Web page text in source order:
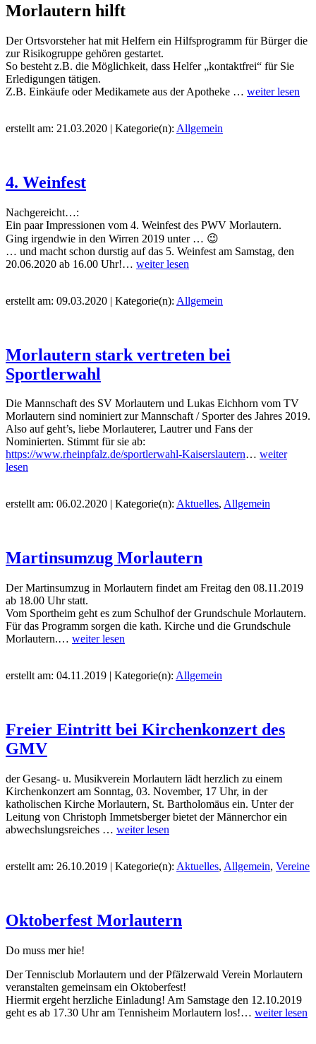
Morlautern hilft
Der Ortsvorsteher hat mit Helfern ein Hilfsprogramm für Bürger die
zur Risikogruppe gehören gestartet.
So besteht z.B. die Möglichkeit, dass Helfer „kontaktfrei“ für Sie
Erledigungen tätigen.
Z.B. Einkäufe oder Medikamete aus der Apotheke … weiter lesen
erstellt am: 21.03.2020 | Kategorie(n): Allgemein
4. Weinfest
Nachgereicht…:
Ein paar Impressionen vom 4. Weinfest des PWV Morlautern.
Ging irgendwie in den Wirren 2019 unter … 😉
… und macht schon durstig auf das 5. Weinfest am Samstag, den
20.06.2020 ab 16.00 Uhr!… weiter lesen
erstellt am: 09.03.2020 | Kategorie(n): Allgemein
Morlautern stark vertreten bei
Sportlerwahl
Die Mannschaft des SV Morlautern und Lukas Eichhorn vom TV
Morlautern sind nominiert zur Mannschaft / Sporter des Jahres 2019.
Also auf geht’s, liebe Morlauterer, Lautrer und Fans der
Nominierten. Stimmt für sie ab:
https://www.rheinpfalz.de/sportlerwahl-Kaiserslautern… weiter
lesen
erstellt am: 06.02.2020 | Kategorie(n): Aktuelles, Allgemein
Martinsumzug Morlautern
Der Martinsumzug in Morlautern findet am Freitag den 08.11.2019
ab 18.00 Uhr statt.
Vom Sportheim geht es zum Schulhof der Grundschule Morlautern.
Für das Programm sorgen die kath. Kirche und die Grundschule
Morlautern.… weiter lesen
erstellt am: 04.11.2019 | Kategorie(n): Allgemein
Freier Eintritt bei Kirchenkonzert des
GMV
der Gesang- u. Musikverein Morlautern lädt herzlich zu einem
Kirchenkonzert am Sonntag, 03. November, 17 Uhr, in der
katholischen Kirche Morlautern, St. Bartholomäus ein. Unter der
Leitung von Christoph Immetsberger bietet der Männerchor ein
abwechslungsreiches … weiter lesen
erstellt am: 26.10.2019 | Kategorie(n): Aktuelles, Allgemein, Vereine
Oktoberfest Morlautern
Do muss mer hie!
Der Tennisclub Morlautern und der Pfälzerwald Verein Morlautern
veranstalten gemeinsam ein Oktoberfest!
Hiermit ergeht herzliche Einladung! Am Samstage den 12.10.2019
geht es ab 17.30 Uhr am Tennisheim Morlautern los!… weiter lesen